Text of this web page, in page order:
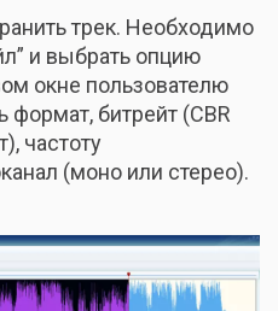
трек. Необходимо
и выбрать опцию
окне пользователю
формат, битрейт (CBR
частоту
(моно или стерео).